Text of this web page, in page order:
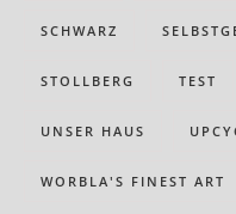
SCHWARZ
STOLLBERG TEST
UNSER HAUS
WORBLA'S FINEST ART